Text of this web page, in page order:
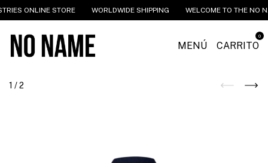
STORE WORLDWIDE SHIPPING WELCOME TO THE NO NAME
MENÚ CARRITO
0
1 /2